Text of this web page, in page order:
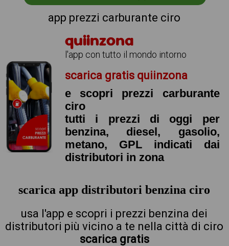
app prezzi carburante ciro
quiinzona
l'app con tutto il mondo intorno
scarica gratis quiinzona
e scopri prezzi carburante
ciro
tutti i prezzi di oggi per
benzina, diesel, gasolio,
metano, GPL indicati dai
distributori in zona
scarica app distributori benzina ciro
usa l'app e scopri i prezzi benzina dei
distributori più vicino a te nella città di ciro
scarica gratis